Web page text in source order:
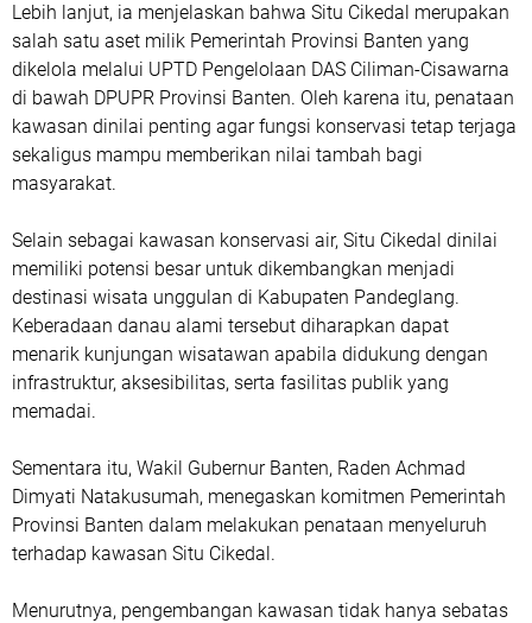
Lebih lanjut, ia menjelaskan bahwa Situ Cikedal merupakan
salah satu aset milik Pemerintah Provinsi Banten yang
dikelola melalui UPTD Pengelolaan DAS Ciliman-Cisawarna
di bawah DPUPR Provinsi Banten. Oleh karena itu, penataan
kawasan dinilai penting agar fungsi konservasi tetap terjaga
sekaligus mampu memberikan nilai tambah bagi
masyarakat.
Selain sebagai kawasan konservasi air, Situ Cikedal dinilai
memiliki potensi besar untuk dikembangkan menjadi
destinasi wisata unggulan di Kabupaten Pandeglang.
Keberadaan danau alami tersebut diharapkan dapat
menarik kunjungan wisatawan apabila didukung dengan
infrastruktur, aksesibilitas, serta fasilitas publik yang
memadai.
Sementara itu, Wakil Gubernur Banten, Raden Achmad
Dimyati Natakusumah, menegaskan komitmen Pemerintah
Provinsi Banten dalam melakukan penataan menyeluruh
terhadap kawasan Situ Cikedal.
Menurutnya, pengembangan kawasan tidak hanya sebatas